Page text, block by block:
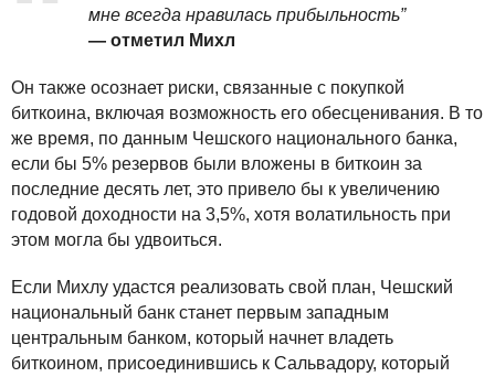
мне всегда нравилась прибыльность”
— отметил Михл
Он также осознает риски, связанные с покупкой
биткоина, включая возможность его обесценивания. В то
же время, по данным Чешского национального банка,
если бы 5% резервов были вложены в биткоин за
последние десять лет, это привело бы к увеличению
годовой доходности на 3,5%, хотя волатильность при
этом могла бы удвоиться.
Если Михлу удастся реализовать свой план, Чешский
национальный банк станет первым западным
центральным банком, который начнет владеть
биткоином, присоединившись к Сальвадору, который